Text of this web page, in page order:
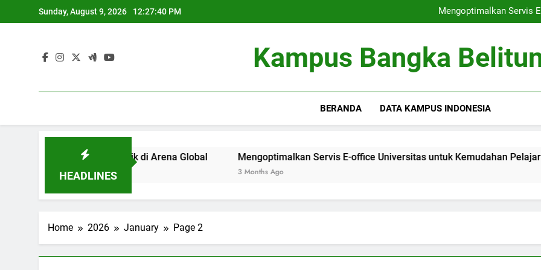
to
Sunday, August 9, 2026 12:27:40 PM
Mengoptimalkan Servis
Optimalisasi
Mengoptimalkan Servis
Optimalisasi
Kampus Bangka
BERANDA DATA KAMPUS INDONESIA
HEADLINES
Universitas Terbaik di Arena Global Mengoptimalkan Servis E-office Universitas untuk Kemudahan Pelajar
3 Months Ago
Home 2026 January Page 2